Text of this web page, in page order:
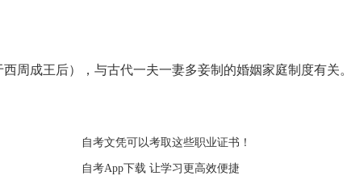
成王后），与古代一夫一妻多妾制的婚姻家庭制度有关。
自考文凭可以考取这些职业证书！
自考App下载 让学习更高效便捷